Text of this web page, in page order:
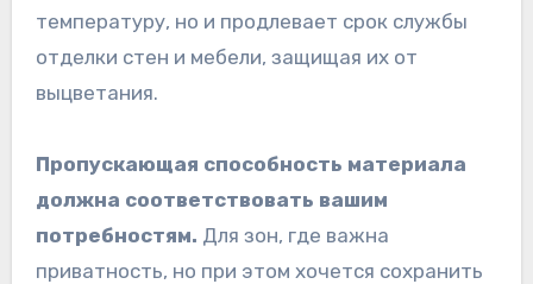
температуру, но и продлевает срок службы
отделки стен и мебели, защищая их от
выцветания.
Пропускающая способность материала
должна соответствовать вашим
потребностям. Для зон, где важна
приватность, но при этом хочется сохранить